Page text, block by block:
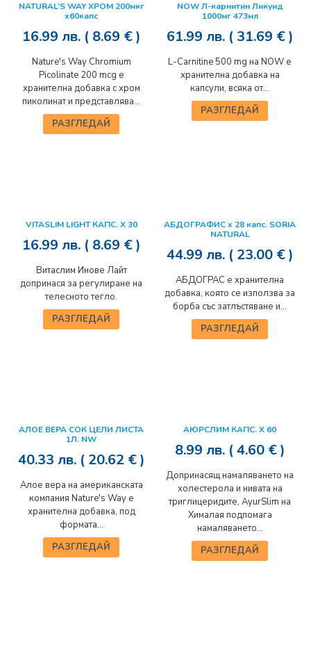
NATURAL’S WAY ХРОМ 200мкг
х60капс
16.99 лв. ( 8.69 € )
Nature's Way Chromium
Picolinate 200 mcg е
хранителна добавка с хром
пиколинат и представлява...
РАЗГЛЕДАЙ
NOW Л-карнитин Ликуид
1000мг 473мл
61.99 лв. ( 31.69 € )
L-Carnitine 500 mg на NOW е
хранителна добавка на
капсули, всяка от...
РАЗГЛЕДАЙ
VITASLIM LIGHT КАПС. Х 30
16.99 лв. ( 8.69 € )
Витаслим Инове Лайт
допринася за регулиране на
телесното тегло.
РАЗГЛЕДАЙ
АБДОГРАФИС x 28 капс. SORIA
NATURAL
44.99 лв. ( 23.00 € )
АБДОГРАС е хранителна
добавка, която се използва за
борба със затлъстяване и...
РАЗГЛЕДАЙ
АЛОЕ ВЕРА СОК ЦЕЛИ ЛИСТА
1Л. NW
40.33 лв. ( 20.62 € )
Алое вера на американската
компания Nature's Way е
хранителна добавка, под
формата...
РАЗГЛЕДАЙ
АЮРСЛИМ КАПС. Х 60
8.99 лв. ( 4.60 € )
Допринасящ намаляването на
холестерола и нивата на
триглицеридите, AyurSlim на
Хималая подпомага
намаляването...
РАЗГЛЕДАЙ